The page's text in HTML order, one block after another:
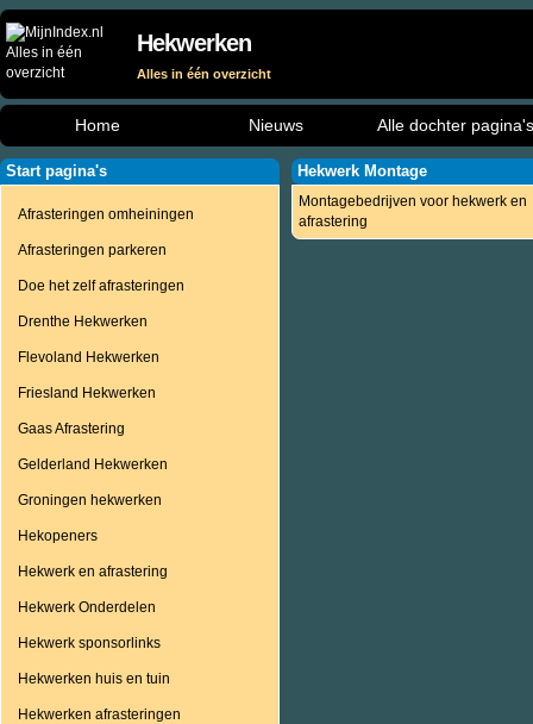
Hekwerken
Alles in één overzicht
Home Nieuws Alle dochter pagina's
Start pagina's
Afrasteringen omheiningen
Afrasteringen parkeren
Doe het zelf afrasteringen
Drenthe Hekwerken
Flevoland Hekwerken
Friesland Hekwerken
Gaas Afrastering
Gelderland Hekwerken
Groningen hekwerken
Hekopeners
Hekwerk en afrastering
Hekwerk Onderdelen
Hekwerk sponsorlinks
Hekwerken huis en tuin
Hekwerken afrasteringen
Hekwerk Montage
Montagebedrijven voor hekwerk en
afrastering